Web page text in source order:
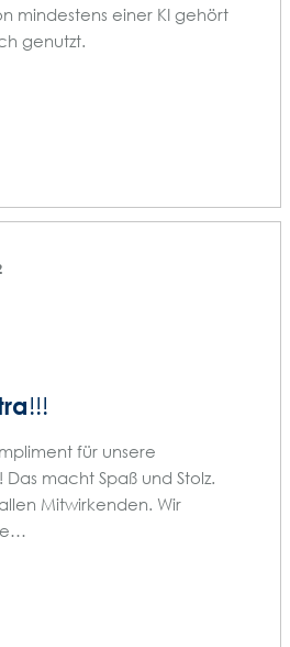
mindestens einer KI gehört
genutzt.
!!!
für unsere
macht Spaß und Stolz.
Mitwirkenden. Wir